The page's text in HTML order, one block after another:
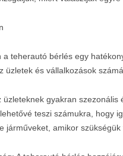
a teherautó bérlés egy
üzletek és vállalkozások
üzleteknek gyakran
teszi számukra, hogy
járműveket, amikor szükségük